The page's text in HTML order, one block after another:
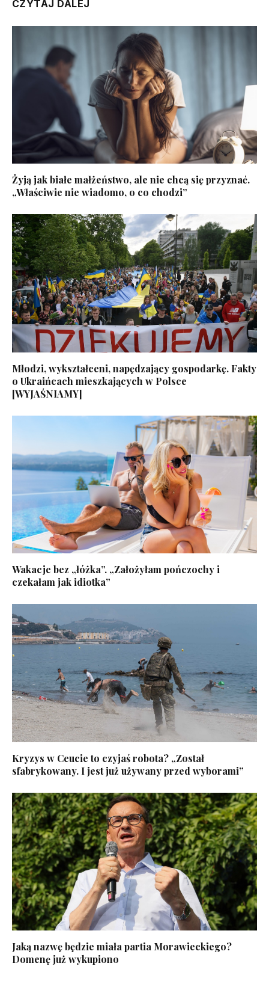
CZYTAJ DALEJ
Żyją jak białe małżeństwo, ale nie chcą się przyznać.
„Właściwie nie wiadomo, o co chodzi”
Młodzi, wykształceni, napędzający gospodarkę. Fakty
o Ukraińcach mieszkających w Polsce
[WYJAŚNIAMY]
Wakacje bez „łóżka”. „Założyłam pończochy i
czekałam jak idiotka”
Kryzys w Ceucie to czyjaś robota? „Został
sfabrykowany. I jest już używany przed wyborami”
Jaką nazwę będzie miała partia Morawieckiego?
Domenę już wykupiono